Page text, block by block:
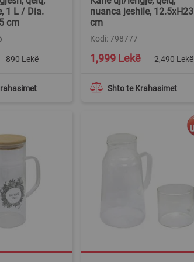
1 L / Dia.
cm
890 Lekë
nuanca jeshile, 12.5xH23
cm
Kodi: 798777
Shto te Krahasimet
Special
Price
1,999 Lekë 2,490 Lekë